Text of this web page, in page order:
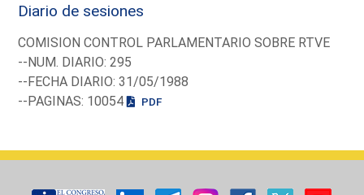
Diario de sesiones
COMISION CONTROL PARLAMENTARIO SOBRE RTVE
--NUM. DIARIO: 295
--FECHA DIARIO: 31/05/1988
--PAGINAS: 10054
PDF